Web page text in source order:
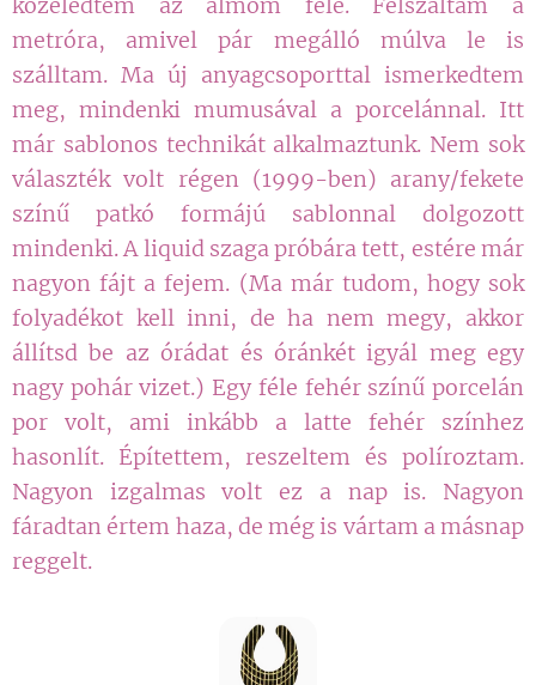
metróra, amivel pár megálló múlva le is
szálltam. Ma új anyagcsoporttal ismerkedtem
meg, mindenki mumusával a porcelánnal. Itt
már sablonos technikát alkalmaztunk. Nem sok
választék volt régen (1999-ben) arany/fekete
színű patkó formájú sablonnal dolgozott
mindenki. A liquid szaga próbára tett, estére már
nagyon fájt a fejem. (Ma már tudom, hogy sok
folyadékot kell inni, de ha nem megy, akkor
állítsd be az órádat és óránkét igyál meg egy
nagy pohár vizet.) Egy féle fehér színű porcelán
por volt, ami inkább a latte fehér színhez
hasonlít. Építettem, reszeltem és políroztam.
Nagyon izgalmas volt ez a nap is. Nagyon
fáradtan értem haza, de még is vártam a másnap
reggelt.